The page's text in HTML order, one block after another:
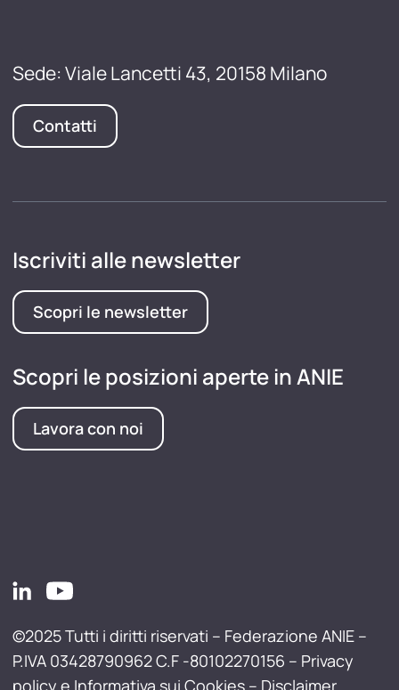
Sede: Viale Lancetti 43, 20158 Milano
Contatti
Iscriviti alle newsletter
Scopri le newsletter
Scopri le posizioni aperte in ANIE
Lavora con noi
©2025 Tutti i diritti riservati – Federazione ANIE –
P.IVA 03428790962 C.F -80102270156 – Privacy